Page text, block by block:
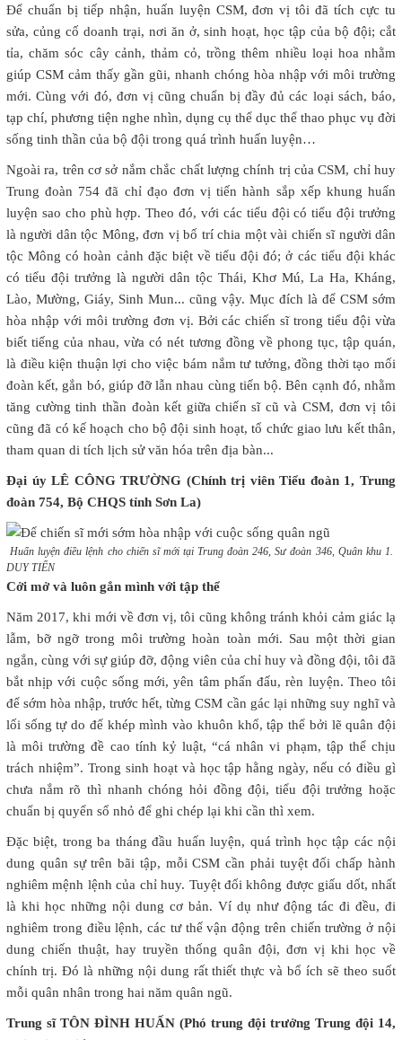
Để chuẩn bị tiếp nhận, huấn luyện CSM, đơn vị tôi đã tích cực tu
sửa, củng cố doanh trại, nơi ăn ở, sinh hoạt, học tập của bộ đội; cắt
tỉa, chăm sóc cây cảnh, thảm cỏ, trồng thêm nhiều loại hoa nhằm
giúp CSM cảm thấy gần gũi, nhanh chóng hòa nhập với môi trường
mới. Cùng với đó, đơn vị cũng chuẩn bị đầy đủ các loại sách, báo,
tạp chí, phương tiện nghe nhìn, dụng cụ thể dục thể thao phục vụ đời
sống tinh thần của bộ đội trong quá trình huấn luyện…
Ngoài ra, trên cơ sở nắm chắc chất lượng chính trị của CSM, chỉ huy
Trung đoàn 754 đã chỉ đạo đơn vị tiến hành sắp xếp khung huấn
luyện sao cho phù hợp. Theo đó, với các tiểu đội có tiểu đội trưởng
là người dân tộc Mông, đơn vị bố trí chia một vài chiến sĩ người dân
tộc Mông có hoàn cảnh đặc biệt về tiểu đội đó; ở các tiểu đội khác
có tiểu đội trưởng là người dân tộc Thái, Khơ Mú, La Ha, Kháng,
Lào, Mường, Giáy, Sinh Mun... cũng vậy. Mục đích là để CSM sớm
hòa nhập với môi trường đơn vị. Bởi các chiến sĩ trong tiểu đội vừa
biết tiếng của nhau, vừa có nét tương đồng về phong tục, tập quán,
là điều kiện thuận lợi cho việc bám nắm tư tưởng, đồng thời tạo mối
đoàn kết, gắn bó, giúp đỡ lẫn nhau cùng tiến bộ. Bên cạnh đó, nhằm
tăng cường tinh thần đoàn kết giữa chiến sĩ cũ và CSM, đơn vị tôi
cũng đã có kế hoạch cho bộ đội sinh hoạt, tổ chức giao lưu kết thân,
tham quan di tích lịch sử văn hóa trên địa bàn...
Đại úy LÊ CÔNG TRƯỜNG (Chính trị viên Tiểu đoàn 1, Trung
đoàn 754, Bộ CHQS tỉnh Sơn La)
Huấn luyện điều lệnh cho chiến sĩ mới tại Trung đoàn 246, Sư đoàn 346, Quân khu 1.
DUY TIẾN
Cởi mở và luôn gắn mình với tập thể
Năm 2017, khi mới về đơn vị, tôi cũng không tránh khỏi cảm giác lạ
lẫm, bỡ ngỡ trong môi trường hoàn toàn mới. Sau một thời gian
ngắn, cùng với sự giúp đỡ, động viên của chỉ huy và đồng đội, tôi đã
bắt nhịp với cuộc sống mới, yên tâm phấn đấu, rèn luyện. Theo tôi
để sớm hòa nhập, trước hết, từng CSM cần gác lại những suy nghĩ và
lối sống tự do để khép mình vào khuôn khổ, tập thể bởi lẽ quân đội
là môi trường đề cao tính kỷ luật, “cá nhân vi phạm, tập thể chịu
trách nhiệm”. Trong sinh hoạt và học tập hằng ngày, nếu có điều gì
chưa nắm rõ thì nhanh chóng hỏi đồng đội, tiểu đội trưởng hoặc
chuẩn bị quyển sổ nhỏ để ghi chép lại khi cần thì xem.
Đặc biệt, trong ba tháng đầu huấn luyện, quá trình học tập các nội
dung quân sự trên bãi tập, mỗi CSM cần phải tuyệt đối chấp hành
nghiêm mệnh lệnh của chỉ huy. Tuyệt đối không được giấu dốt, nhất
là khi học những nội dung cơ bản. Ví dụ như động tác đi đều, đi
nghiêm trong điều lệnh, các tư thế vận động trên chiến trường ở nội
dung chiến thuật, hay truyền thống quân đội, đơn vị khi học về
chính trị. Đó là những nội dung rất thiết thực và bổ ích sẽ theo suốt
mỗi quân nhân trong hai năm quân ngũ.
Trung sĩ TÔN ĐÌNH HUẤN (Phó trung đội trưởng Trung đội 14,